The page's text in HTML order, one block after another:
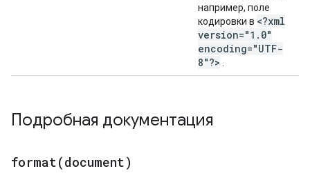
например, поле
кодировки в <?xml
version="1 . 0"
encoding="UTF-
8"?>
Подробная документация
format(document)